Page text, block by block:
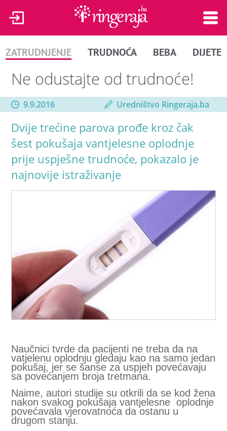
ZATRUDNJENJE TRUDNOĆA BEBA DIJETE
Ne odustajte od trudnoće!
9.9.2016 Uredništvo Ringeraja.ba
Dvije trećine parova prođe kroz čak
šest pokušaja vantjelesne oplodnje
prije uspješne trudnoće, pokazalo je
najnovije istraživanje
Naučnici tvrde da pacijenti ne treba da na
vatjelenu oplodnju gledaju kao na samo jedan
pokušaj, jer se šanse za uspjeh povećavaju
sa povećanjem broja tretmana.
Naime, autori studije su otkrili da se kod žena
nakon svakog pokušaja vantjelesne oplodnje
povećavala vjerovatnoća da ostanu u
drugom stanju.